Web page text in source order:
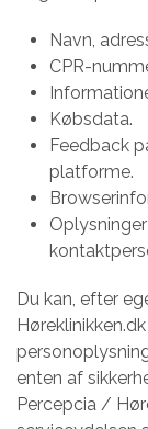
Navn,
CPR-
Købsdata.
Feedback
platforme.
Du kan, efter
enten af
Percepcia /